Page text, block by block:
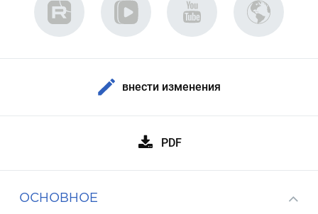
внести изменения
PDF
ОСНОВНОЕ